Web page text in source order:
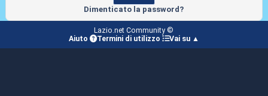
Dimenticato la password?
Lazio.net Community ©
Aiuto
Termini di utilizzo Vai su ▲